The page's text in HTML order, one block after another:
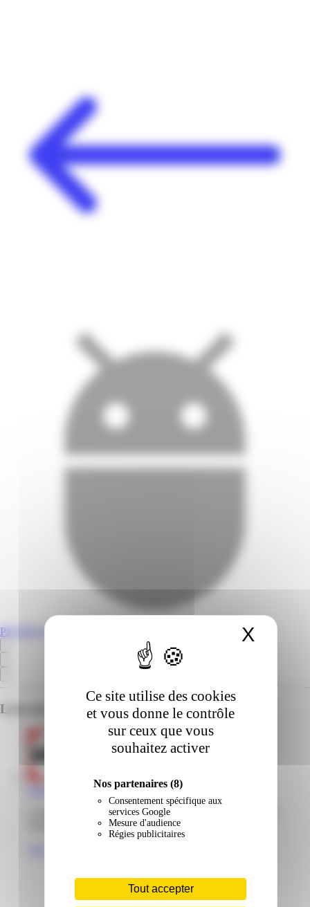
Ce site utilise des cookies
et vous donne le contrôle
sur ceux que vous
souhaitez activer
Nos partenaires (8)
Consentement spécifique aux
services Google
Mesure d'audience
Régies publicitaires
Tout accepter
X
PROMOS.GF
Liste des emplacements pour ce prospectus
Darty | Plaza | Matoury
Centre commercial Family Plaza 97351 Matoury Guyane